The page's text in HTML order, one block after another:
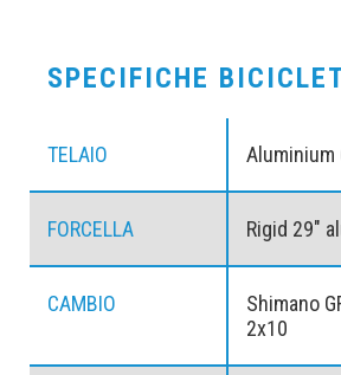
SPECIFICHE
TELAIO Aluminium
FORCELLA Rigid 29"
CAMBIO
Shimano
2x10